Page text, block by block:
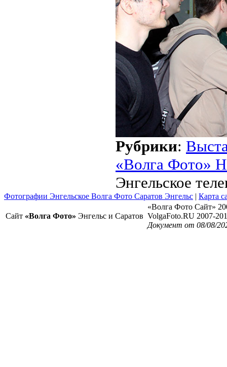
Рубрики:
«Волга Фото»
Энгельское
Фотографии Энгельское Волга Фото Саратов Энгельс | Карта
Сайт «Волга Фото» Энгельс и Саратов
«Волга Фото Сайт»
VolgaFoto.RU 2007-
Документ от 08/08/